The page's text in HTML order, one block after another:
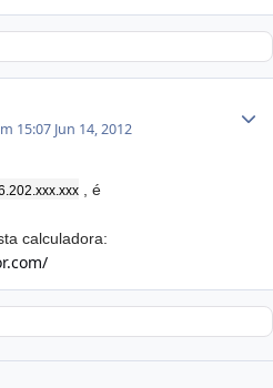
15:07 Jun 14, 2012
, é
calculadora: